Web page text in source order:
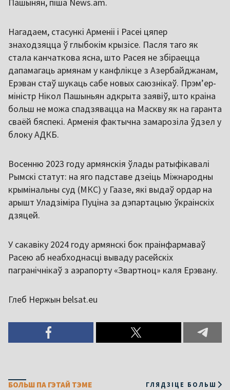
Нагадаем, стасункі Арменіі і Расеі цяпер
знаходзяцца ў глыбокім крызісе. Пасля таго як
стала канчаткова ясна, што Расея не збіраецца
дапамагаць армянам у канфлікце з Азербайджанам,
Ерэван стаў шукаць сабе новых саюзнікаў. Прэмʼер-
міністр Нікол Пашыньян адкрыта заявіў, што краіна
больш не можа спадзявацца на Маскву як на гаранта
сваёй бяспекі. Арменія фактычна замарозіла ўдзел у
блоку АДКБ.
Восенню 2023 году армянскія ўлады ратыфікавалі
Рымскі статут: на яго падставе дзеіць Міжнародны
крымінальны суд (МКС) у Гаазе, які выдаў ордар на
арышт Уладзіміра Пуціна за дэпартацыю ўкраінскіх
дзяцей.
У сакавіку 2024 году армянскі бок праінфармаваў
Расею аб неабходнасці вываду расейскіх
пагранічнікаў з аэрапорту «Звартноц» каля Ерэвану.
Глеб Нержын belsat.eu
БОЛЬШ ПА ГЭТАЙ ТЭМЕ ГЛЯДЗІЦЕ БОЛЬШ